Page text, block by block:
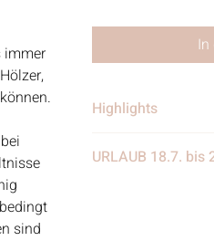
immer
sind
In
Highlights
• Verschickt von
URLAUB 18.7. bis